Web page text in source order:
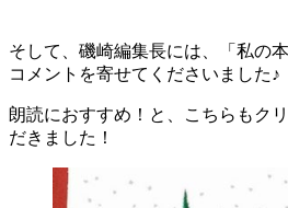
そして、磯崎編集長には、「私の
コメントを寄せてくださいました♪
朗読におすすめ！と、こちらもク
だきました！